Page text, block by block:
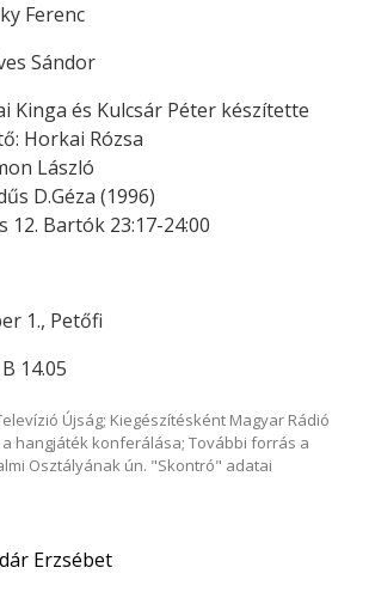
Ferenc
Sándor
Kinga és Kulcsár Péter készítette
Horkai Rózsa
László
D.Géza (1996)
12. Bartók 23:17-24:00
1., Petőfi
14.05
Újság; Kiegészítésként Magyar Rádió
hangjáték konferálása; További forrás a
Osztályának ún. "Skontró" adatai
Erzsébet